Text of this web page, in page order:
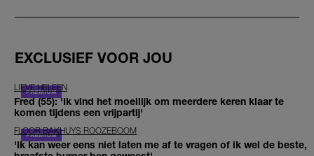
EXCLUSIEF VOOR JOU
LIEVE HELEEN
Fred (55): 'Ik vind het moeilijk om meerdere keren klaar te
komen tijdens een vrijpartij'
FLOOR BAKHUYS ROOZEBOOM
'Ik kan weer eens niet laten me af te vragen of ik wel de beste,